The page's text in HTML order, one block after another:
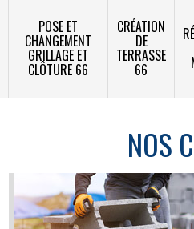
POSE ET
CHANGEMENT
GRILLAGE ET
CLÔTURE 66
CRÉATION
DE
TERRASSE
66
NOS